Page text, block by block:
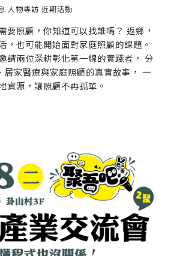
人物專訪 近期活動
要照顧，你知道可以找誰嗎？ 返鄉，
，也可能開始面對家庭照顧的課題。
請兩位深耕彰化第一線的實踐者， 分
居家醫療與家庭照顧的真實故事， 一
資源，讓照顧不再孤單。